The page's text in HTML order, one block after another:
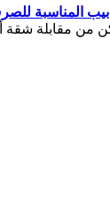
المناسبة